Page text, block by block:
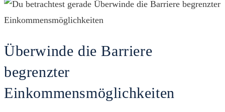
Überwinde die Barriere
begrenzter
Einkommensmöglichkeiten